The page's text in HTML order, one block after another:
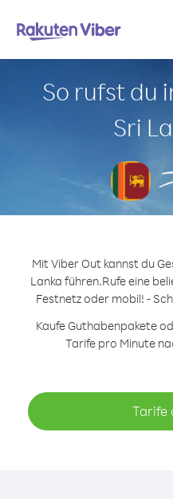
So rufst du
Sri
Mit Viber Out kannst du
Lanka führen.Rufe eine
Festnetz oder mobil! -
Kaufe Guthabenpakete
Tarife pro Minute
Tarife